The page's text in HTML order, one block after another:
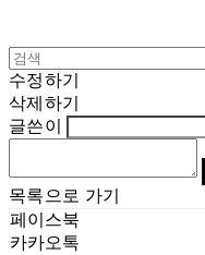
수정하기
삭제하기
글쓴이
목록으로 가기
페이스북
카카오톡